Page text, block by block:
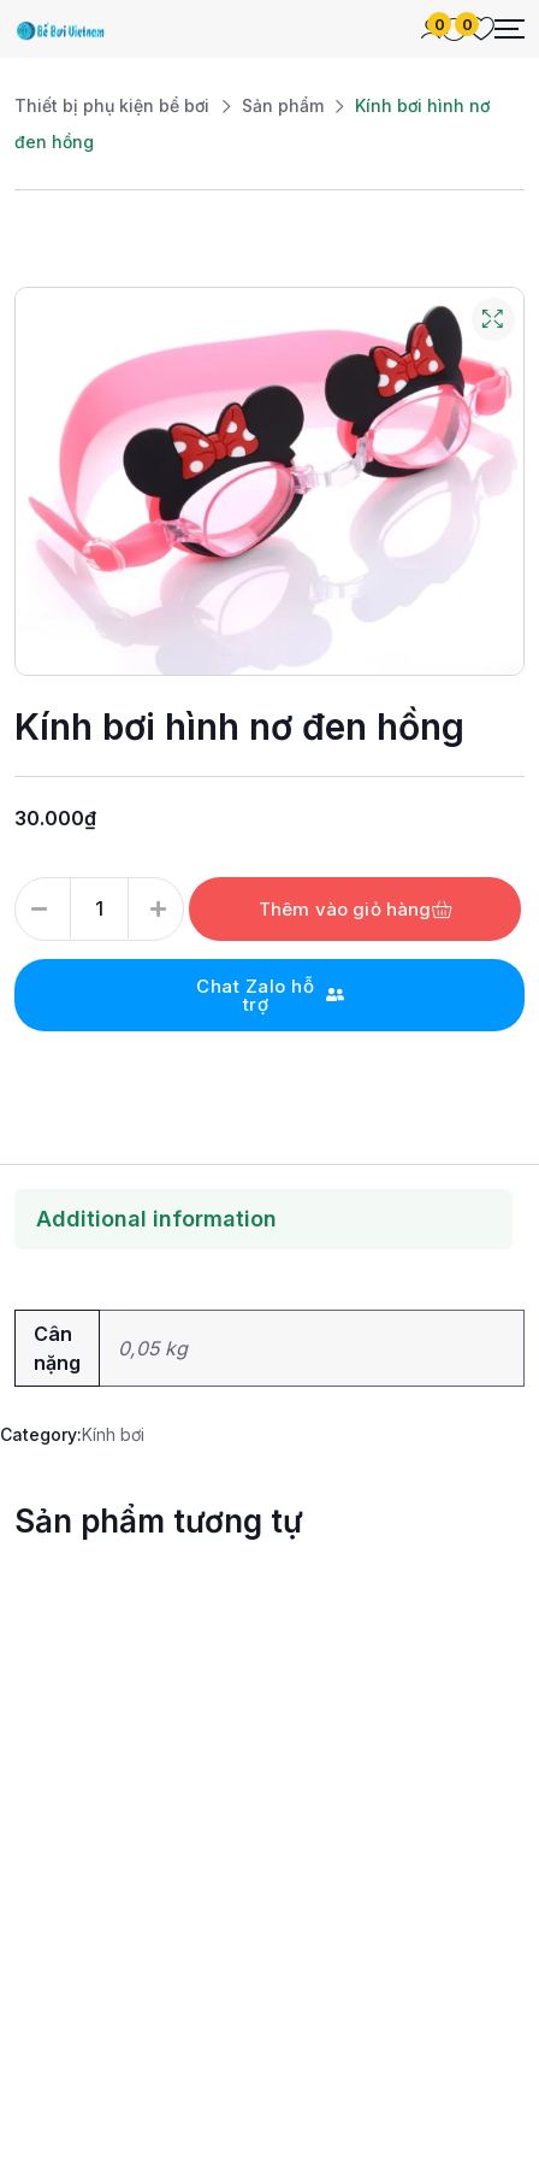
0 0
Thiết bị phụ kiện bể bơi Sản phẩm
Kính bơi hình nơ
đen hồng
Kính bơi hình nơ đen hồng
30.000₫
Thêm vào giỏ hàng
Chat Zalo hỗ
trợ
Additional information
Cân
nặng
0,05 kg
Category:Kính bơi
Sản phẩm tương tự